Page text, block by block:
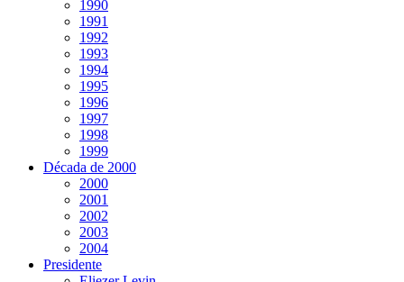
1990
1991
1992
1993
1994
1995
1996
1997
1998
1999
Década de 2000
2000
2001
2002
2003
2004
Presidente